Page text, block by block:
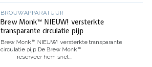
BROUWAPPARATUUR
Brew Monk™ NIEUW! versterkte
transparante circulatie pijp
Brew Monk™ NIEUW! versterkte transparante
circulatie pijp De Brew Monk™
reserveer hem snel…